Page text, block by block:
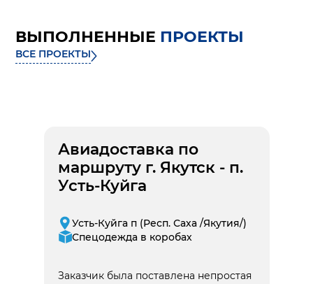
ВЫПОЛНЕННЫЕ ПРОЕКТЫ
ВСЕ ПРОЕКТЫ
Авиадоставка по
маршруту г. Якутск - п.
Усть-Куйга
Усть-Куйга п (Респ. Саха /Якутия/)
Спецодежда в коробах
Заказчик была поставлена непростая